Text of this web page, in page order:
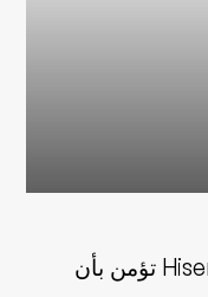
المبيعات ترتفع بنسبة 325%: Hisense تؤمن بأن